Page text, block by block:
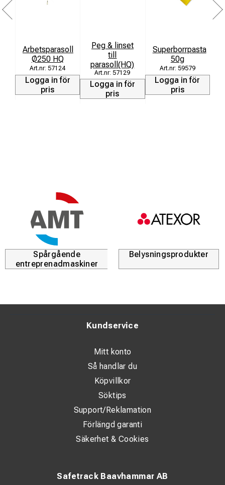
Arbetsparasoll
Ø250 HQ
57124
Logga in för
pris
Peg & linset
till
parasoll(HQ)
57129
Logga in för
pris
Superborrpasta
50g
59579
Logga in för
pris
Spårgående
entreprenadmaskiner
Belysningsprodukter
Safetrack Baavhammar AB
Kundservice
Mitt konto
Så handlar du
Köpvillkor
Söktips
Support/Reklamation
Förlängd garanti
Säkerhet & Cookies